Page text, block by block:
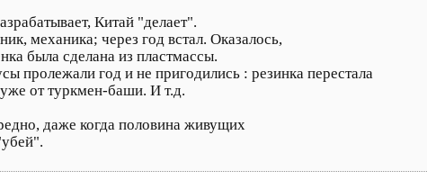
Китай "делает".
механика; через год встал. Оказалось,
была сделана из пластмассы.
пролежали год и не пригодились : резинка перестала
от туркмен-баши. И т.д.
даже когда половина живущих